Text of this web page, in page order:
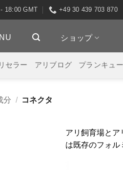
18:00 GMT +49 30 439 703 870
ショップ
セラー アリブログ プランキュ
分 / コネクタ
アリ飼育場と
は既存のフォル